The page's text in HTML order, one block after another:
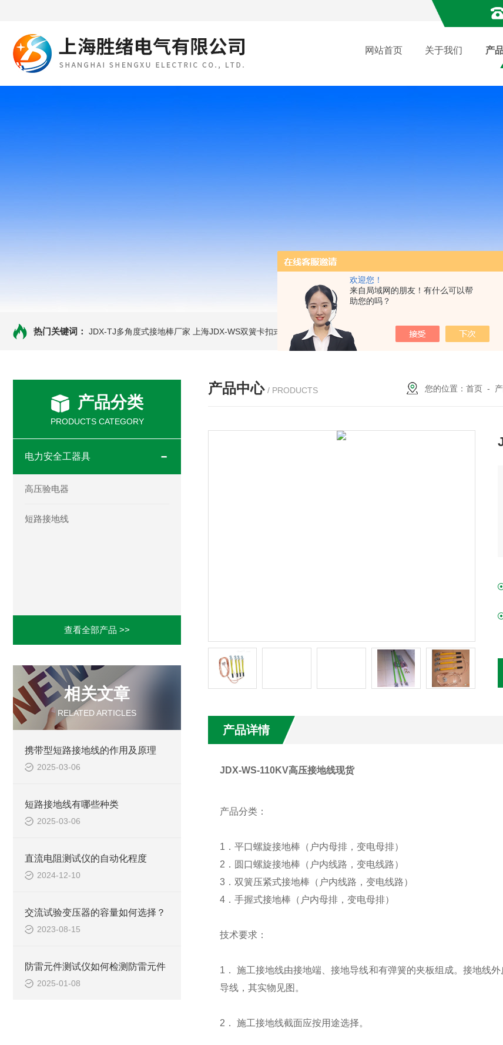
欢迎您！
来自局域网的朋友！有什么可以帮
助您的吗？
网站首页 关于我们 产
热门关键词： JDX-TJ多角度式接地棒厂家 上海JDX-WS双簧卡扣式接地棒 JDX-WL圆口螺旋式（猴头式）接地棒 JDX-S双舌式接地棒价格
产品分类
PRODUCTS CATEGORY
电力安全工器具
高压验电器
短路接地线
查看全部产品 >>
相关文章
RELATED ARTICLES
携带型短路接地线的作用及原理
2025-03-06
短路接地线有哪些种类
2025-03-06
直流电阻测试仪的自动化程度
2024-12-10
交流试验变压器的容量如何选择？
2023-08-15
防雷元件测试仪如何检测防雷元件
2025-01-08
产品中心 / PRODUCTS 您的位置：首页 -
产品详情
JDX-WS-110KV高压接地线现货
产品分类：
1．平口螺旋接地棒（户内母排，变电母排）
2．圆口螺旋接地棒（户内线路，变电线路）
3．双簧压紧式接地棒（户内线路，变电线路）
4．手握式接地棒（户内母排，变电母排）
技术要求：
1． 施工接地线由接地端、接地导线和有弹簧的夹板组成。接地线
导线，其实物见图。
2． 施工接地线截面应按用途选择。